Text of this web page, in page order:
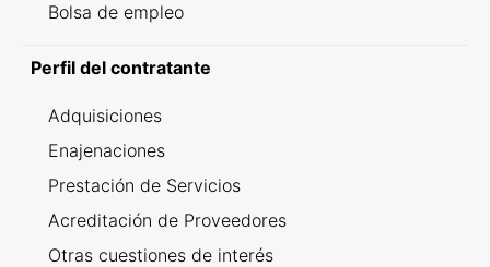
Bolsa de empleo
Perfil del contratante
Adquisiciones
Enajenaciones
Prestación de Servicios
Acreditación de Proveedores
Otras cuestiones de interés